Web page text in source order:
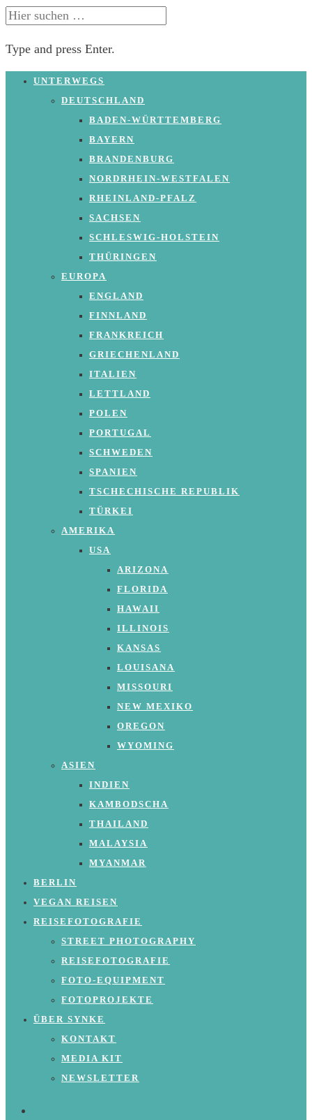
SUCHE
Type and press Enter.
Skip
UNTERWEGS
DEUTSCHLAND
BADEN-WÜRTTEMBERG
BAYERN
BRANDENBURG
NORDRHEIN-WESTFALEN
RHEINLAND-PFALZ
SACHSEN
SCHLESWIG-HOLSTEIN
THÜRINGEN
EUROPA
ENGLAND
FINNLAND
FRANKREICH
GRIECHENLAND
ITALIEN
LETTLAND
POLEN
PORTUGAL
SCHWEDEN
SPANIEN
TSCHECHISCHE REPUBLIK
TÜRKEI
AMERIKA
USA
ARIZONA
FLORIDA
HAWAII
ILLINOIS
KANSAS
LOUISANA
MISSOURI
NEW MEXIKO
OREGON
WYOMING
ASIEN
INDIEN
KAMBODSCHA
THAILAND
MALAYSIA
MYANMAR
BERLIN
VEGAN REISEN
REISEFOTOGRAFIE
STREET PHOTOGRAPHY
REISEFOTOGRAFIE
FOTO-EQUIPMENT
FOTOPROJEKTE
ÜBER SYNKE
KONTAKT
MEDIA KIT
NEWSLETTER